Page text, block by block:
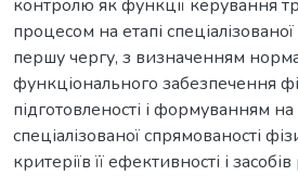
контролю як функції керування
процесом на етапі
першу чергу, з визначенням
функціонального забезпечення
підготовленості і формуванням на
спеціалізованої спрямованості
критеріїв її ефективності і засобів